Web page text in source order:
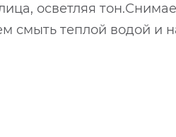
осветляя
смыть теплой водой и